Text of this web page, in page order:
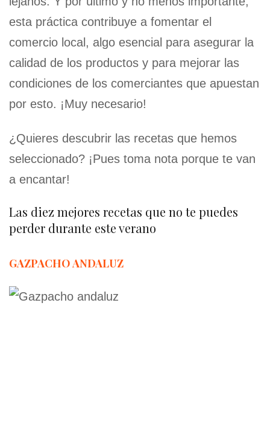
esta práctica contribuye a fomentar el
comercio local, algo esencial para asegurar la
calidad de los productos y para mejorar las
condiciones de los comerciantes que apuestan
por esto. ¡Muy necesario!
¿Quieres descubrir las recetas que hemos
seleccionado? ¡Pues toma nota porque te van
a encantar!
Las diez mejores recetas que no te puedes
perder durante este verano
GAZPACHO ANDALUZ